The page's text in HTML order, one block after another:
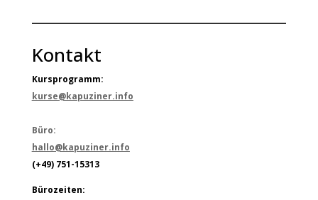
Kontakt
Kursprogramm:
kurse@kapuziner.info
Büro:
hallo@kapuziner.info
(+49) 751-15313
Bürozeiten: